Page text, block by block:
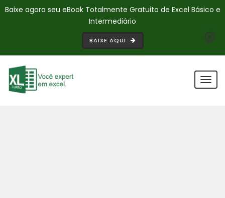
Baixe agora seu eBook Totalmente Gratuito de Excel Básico e
Intermediário
BAIXE AQUI